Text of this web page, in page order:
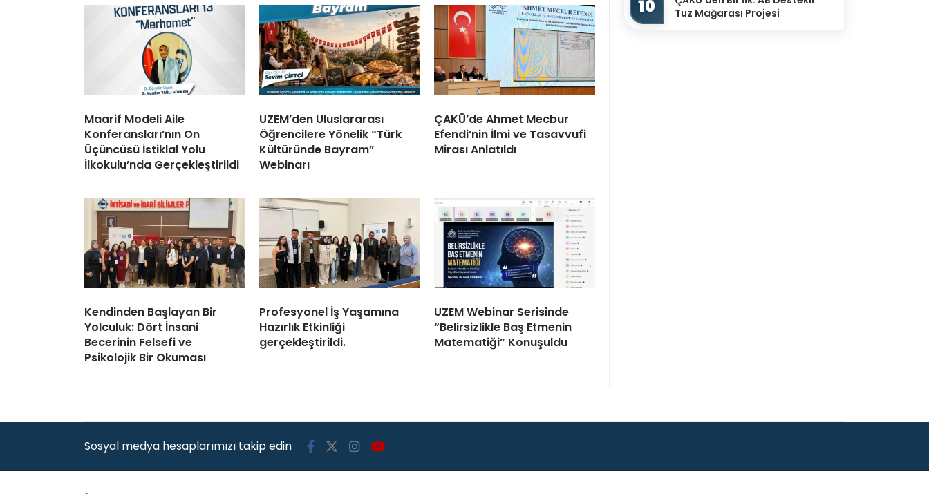
Maarif Modeli Aile
Konferansları’nın On
Üçüncüsü İstiklal Yolu
İlkokulu’nda Gerçekleştirildi
UZEM’den Uluslararası
Öğrencilere Yönelik “Türk
Kültüründe Bayram”
Webinarı
ÇAKÜ’de Ahmet Mecbur
Efendi’nin İlmi ve Tasavvufi
Mirası Anlatıldı
Kendinden Başlayan Bir
Yolculuk: Dört İnsani
Becerinin Felsefi ve
Psikolojik Bir Okuması
Profesyonel İş Yaşamına
Hazırlık Etkinliği
gerçekleştirildi.
UZEM Webinar Serisinde
“Belirsizlikle Baş Etmenin
Matematiği” Konuşuldu
10
Tuz Mağarası Projesi
Sosyal medya hesaplarımızı takip edin